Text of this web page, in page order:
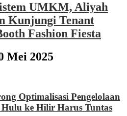
UMKM, Aliyah
Kunjungi Tenant
Fashion Fiesta
Mei 2025
Optimalisasi Pengelolaan
Hulu ke Hilir Harus Tuntas